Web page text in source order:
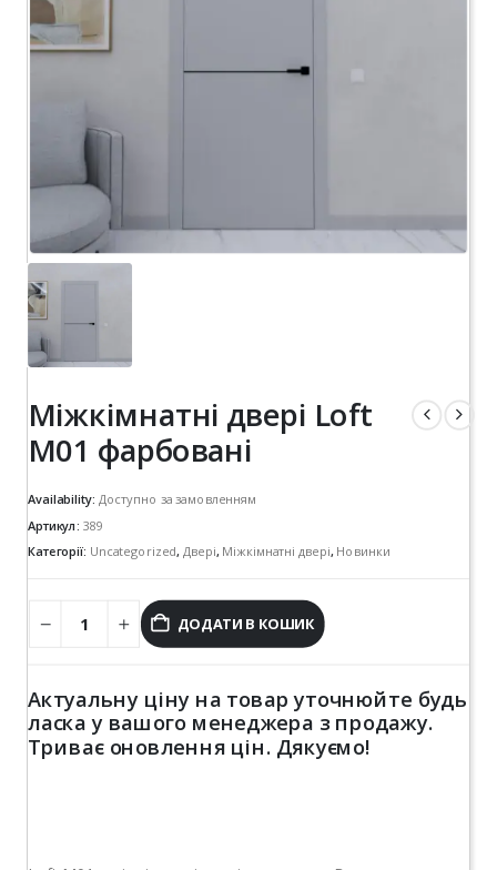
Міжкімнатні двері Loft
M01 фарбовані
Availability: Доступно за замовленням
Артикул:389
Категорії: Uncategorized, Двері, Міжкімнатні двері, Новинки
ДОДАТИ В КОШИК
Актуальну ціну на товар уточнюйте будь
ласка у вашого менеджера з продажу.
Триває оновлення цін. Дякуємо!